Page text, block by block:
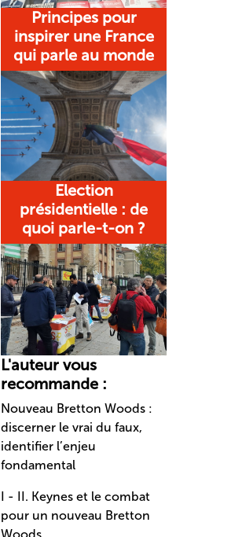
Principes pour
inspirer une France
qui parle au monde
Election
présidentielle : de
quoi parle-t-on ?
L'auteur vous
recommande :
Nouveau Bretton Woods :
discerner le vrai du faux,
identifier l’enjeu
fondamental
I - II. Keynes et le combat
pour un nouveau Bretton